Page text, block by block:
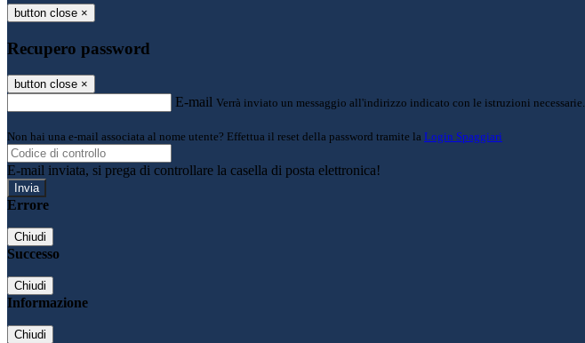
button close ×
Recupero password
button close ×
E-mail Verrà inviato un messaggio all'indirizzo indicato con le istruzioni necessarie.
Non hai una e-mail associata al nome utente? Effettua il reset della password tramite la Login Spaggiari
E-mail inviata, si prega di controllare la casella di posta elettronica!
Errore
Chiudi
Successo
Chiudi
Informazione
Chiudi